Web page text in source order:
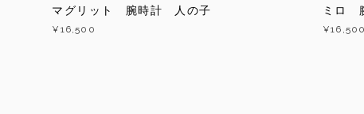
マグリット 腕時計 人の子
¥16,500
ミロ
¥16,500